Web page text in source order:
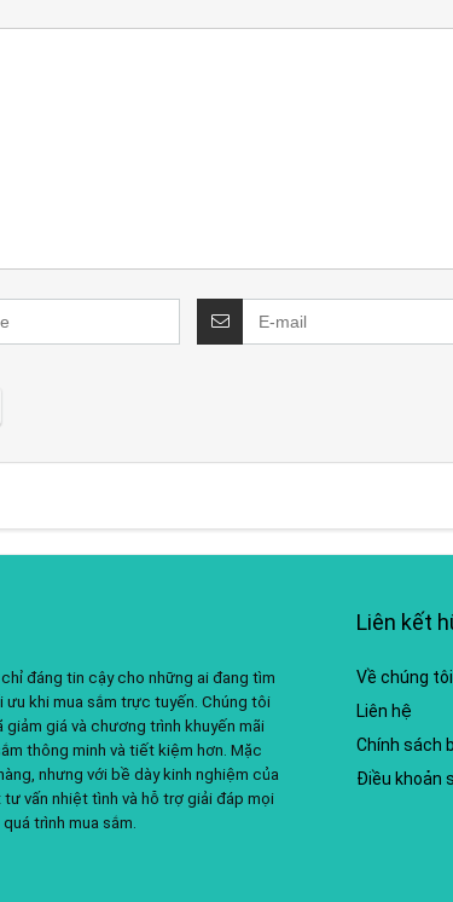
đáng tin cậy cho những ai đang tìm
khi mua sắm trực tuyến. Chúng tôi
giá và chương trình khuyến mãi
thông minh và tiết kiệm hơn. Mặc
nhưng với bề dày kinh nghiệm của
vấn nhiệt tình và hỗ trợ giải đáp mọi
trình mua sắm.
Liên kết
Về chúng tôi
Liên hệ
Chính sách
Điều khoản